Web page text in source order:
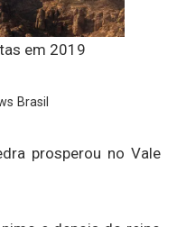
em 2019
Brasil
prosperou no Vale